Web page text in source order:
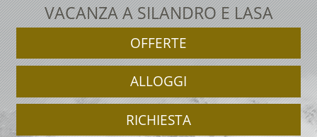
VACANZA A SILANDRO E LASA
OFFERTE
ALLOGGI
RICHIESTA